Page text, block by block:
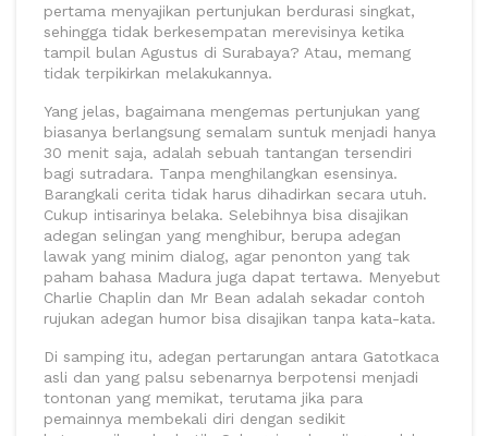
pertama menyajikan pertunjukan berdurasi singkat,
sehingga tidak berkesempatan merevisinya ketika
tampil bulan Agustus di Surabaya? Atau, memang
tidak terpikirkan melakukannya.
Yang jelas, bagaimana mengemas pertunjukan yang
biasanya berlangsung semalam suntuk menjadi hanya
30 menit saja, adalah sebuah tantangan tersendiri
bagi sutradara. Tanpa menghilangkan esensinya.
Barangkali cerita tidak harus dihadirkan secara utuh.
Cukup intisarinya belaka. Selebihnya bisa disajikan
adegan selingan yang menghibur, berupa adegan
lawak yang minim dialog, agar penonton yang tak
paham bahasa Madura juga dapat tertawa. Menyebut
Charlie Chaplin dan Mr Bean adalah sekadar contoh
rujukan adegan humor bisa disajikan tanpa kata-kata.
Di samping itu, adegan pertarungan antara Gatotkaca
asli dan yang palsu sebenarnya berpotensi menjadi
tontonan yang memikat, terutama jika para
pemainnya membekali diri dengan sedikit